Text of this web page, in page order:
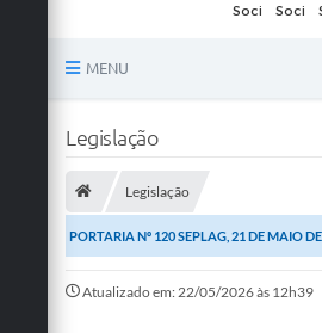
MENU
Publicações
A Prefeitura
Legislação
Legislação
PORTARIA Nº 120 SEPLAG, 21 DE MAIO
Atualizado em: 22/05/2026 às 12h39